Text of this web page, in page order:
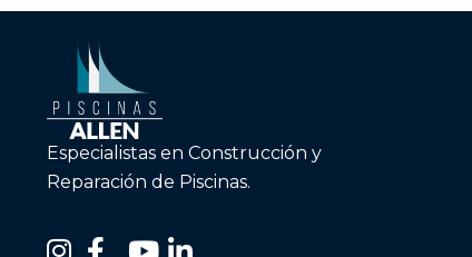
Especialistas en Construcción y
Reparación de Piscinas.